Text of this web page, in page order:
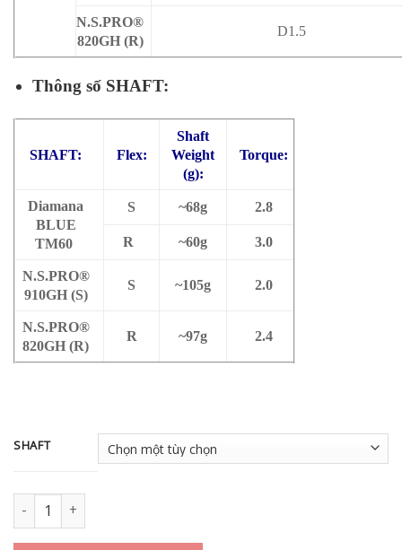
N.S.PRO®
820GH (R)
D1.5
Thông số SHAFT:
SHAFT: Flex:
Shaft
Weight
(g):
Torque:
Diamana
BLUE
TM60
S ~68g 2.8
R ~60g
3.0
N.S.PRO®
910GH (S)
S ~105g 2.0
N.S.PRO®
820GH (R)
R ~97g 2.4
SHAFT
Gậy golf Iron TAYLORMADE Qi10 AS #5-PS -steel shaft số lượng